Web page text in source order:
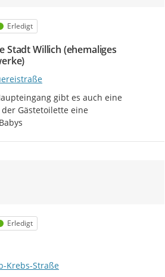
Status
Erledigt
Stadt Willich (ehemaliges
gibt es auch eine
Gästetoilette eine
Status
Erledigt
Krebs-Straße